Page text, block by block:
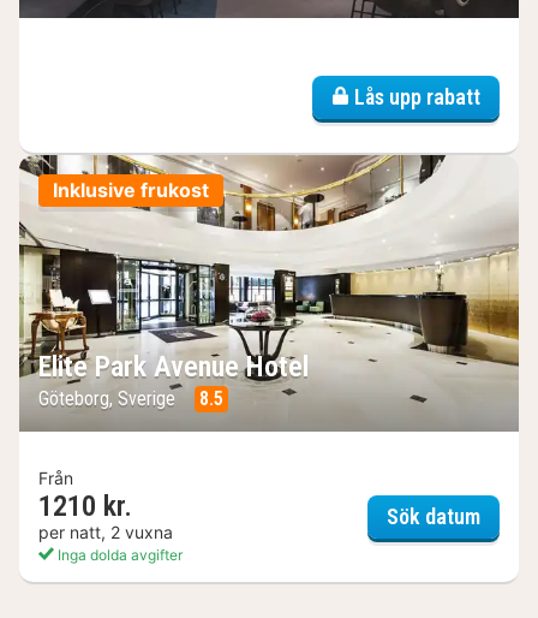
Lås upp rabatt
Inklusive frukost
Elite Park Avenue Hotel
Göteborg, Sverige 8.5
Från
1210 kr.
per natt, 2 vuxna
Inga dolda avgifter
Sök datumElite